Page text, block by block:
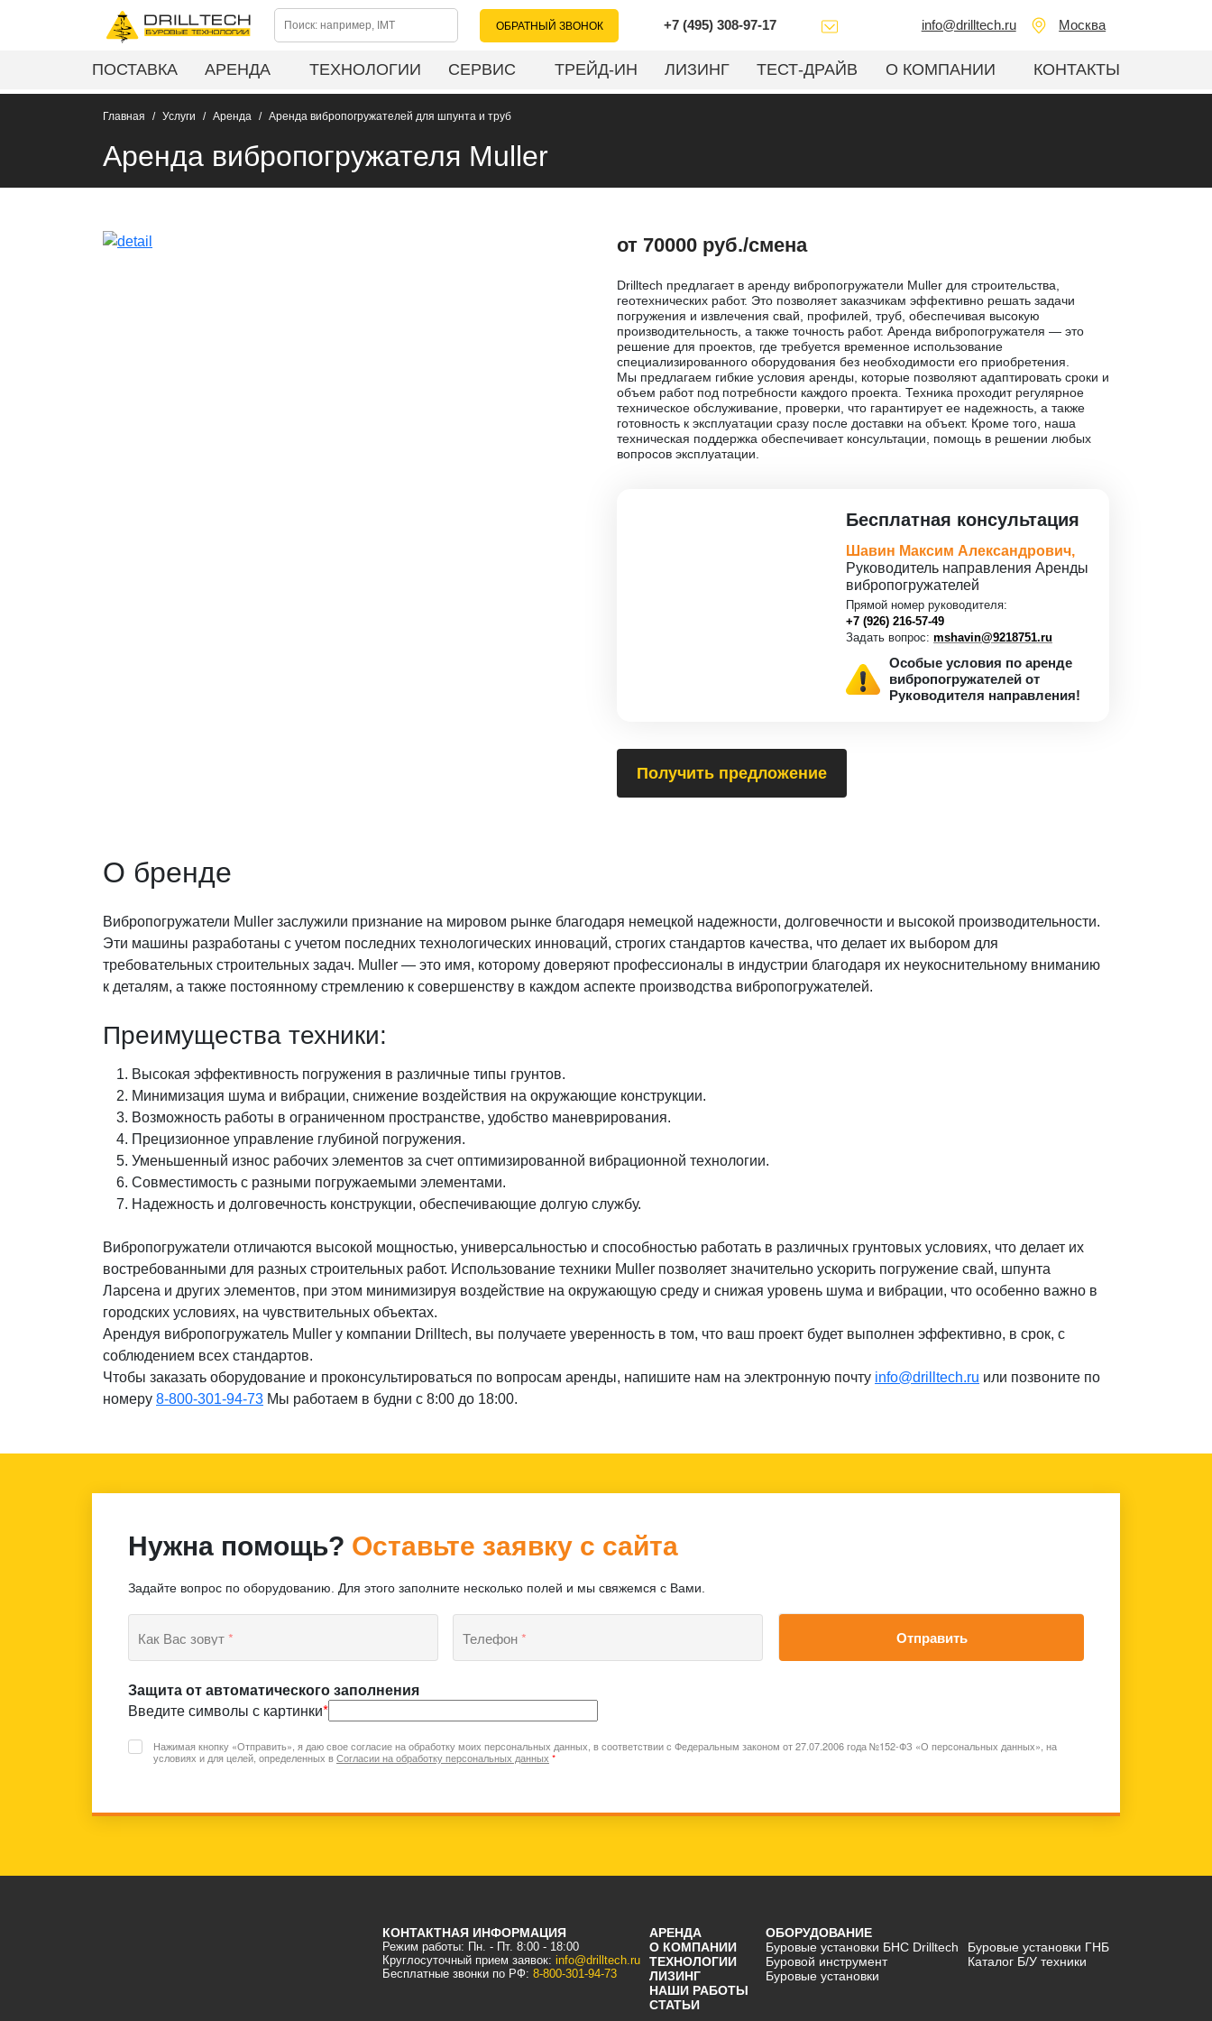
ОБРАТНЫЙ ЗВОНОК +7 (495) 308-97-17 info@drilltech.ru Москва
ПОСТАВКА АРЕНДА ТЕХНОЛОГИИ СЕРВИС ТРЕЙД-ИН ЛИЗИНГ ТЕСТ-ДРАЙВ О КОМПАНИИ КОНТАКТЫ
Главная Услуги Аренда Аренда вибропогружателей для шпунта и труб
Аренда вибропогружателя Muller
от 70000 руб./смена
Drilltech предлагает в аренду вибропогружатели Muller для строительства,
геотехнических работ. Это позволяет заказчикам эффективно решать задачи
погружения и извлечения свай, профилей, труб, обеспечивая высокую
производительность, а также точность работ. Аренда вибропогружателя — это
решение для проектов, где требуется временное использование
специализированного оборудования без необходимости его приобретения.
Мы предлагаем гибкие условия аренды, которые позволяют адаптировать сроки и
объем работ под потребности каждого проекта. Техника проходит регулярное
техническое обслуживание, проверки, что гарантирует ее надежность, а также
готовность к эксплуатации сразу после доставки на объект. Кроме того, наша
техническая поддержка обеспечивает консультации, помощь в решении любых
вопросов эксплуатации.
Бесплатная консультация
Шавин Максим Александрович,
Руководитель направления Аренды
вибропогружателей
Прямой номер руководителя:
+7 (926) 216-57-49
Задать вопрос: mshavin@9218751.ru
Особые условия по аренде
вибропогружателей от
Руководителя направления!
Получить предложение
О бренде
Вибропогружатели Muller заслужили признание на мировом рынке благодаря немецкой надежности, долговечности и высокой производительности.
Эти машины разработаны с учетом последних технологических инноваций, строгих стандартов качества, что делает их выбором для
требовательных строительных задач. Muller — это имя, которому доверяют профессионалы в индустрии благодаря их неукоснительному вниманию
к деталям, а также постоянному стремлению к совершенству в каждом аспекте производства вибропогружателей.
Преимущества техники:
Высокая эффективность погружения в различные типы грунтов.
Минимизация шума и вибрации, снижение воздействия на окружающие конструкции.
Возможность работы в ограниченном пространстве, удобство маневрирования.
Прецизионное управление глубиной погружения.
Уменьшенный износ рабочих элементов за счет оптимизированной вибрационной технологии.
Совместимость с разными погружаемыми элементами.
Надежность и долговечность конструкции, обеспечивающие долгую службу.
Вибропогружатели отличаются высокой мощностью, универсальностью и способностью работать в различных грунтовых условиях, что делает их
востребованными для разных строительных работ. Использование техники Muller позволяет значительно ускорить погружение свай, шпунта
Ларсена и других элементов, при этом минимизируя воздействие на окружающую среду и снижая уровень шума и вибрации, что особенно важно в
городских условиях, на чувствительных объектах.
Арендуя вибропогружатель Muller у компании Drilltech, вы получаете уверенность в том, что ваш проект будет выполнен эффективно, в срок, с
соблюдением всех стандартов.
Чтобы заказать оборудование и проконсультироваться по вопросам аренды, напишите нам на электронную почту info@drilltech.ru или позвоните по
номеру 8-800-301-94-73 Мы работаем в будни с 8:00 до 18:00.
Нужна помощь? Оставьте заявку с сайта
Задайте вопрос по оборудованию. Для этого заполните несколько полей и мы свяжемся с Вами.
Как Вас зовут* Телефон*
Защита от автоматического заполнения
Введите символы с картинки*
Нажимая кнопку «Отправить», я даю свое согласие на обработку моих персональных данных, в соответствии с Федеральным законом от 27.07.2006 года №152-ФЗ «О персональных данных», на
условиях и для целей, определенных вСогласии на обработку персональных данных *
Отправить
КОНТАКТНАЯ ИНФОРМАЦИЯ
Режим работы: Пн. - Пт. 8:00 - 18:00
Круглосуточный прием заявок: info@drilltech.ru
Бесплатные звонки по РФ: 8-800-301-94-73
АРЕНДА
О КОМПАНИИ
ТЕХНОЛОГИИ
ЛИЗИНГ
НАШИ РАБОТЫ
СТАТЬИ
ОБОРУДОВАНИЕ
Буровые установки БНС Drilltech
Буровой инструмент
Буровые установки
Буровые установки ГНБ
Каталог Б/У техники